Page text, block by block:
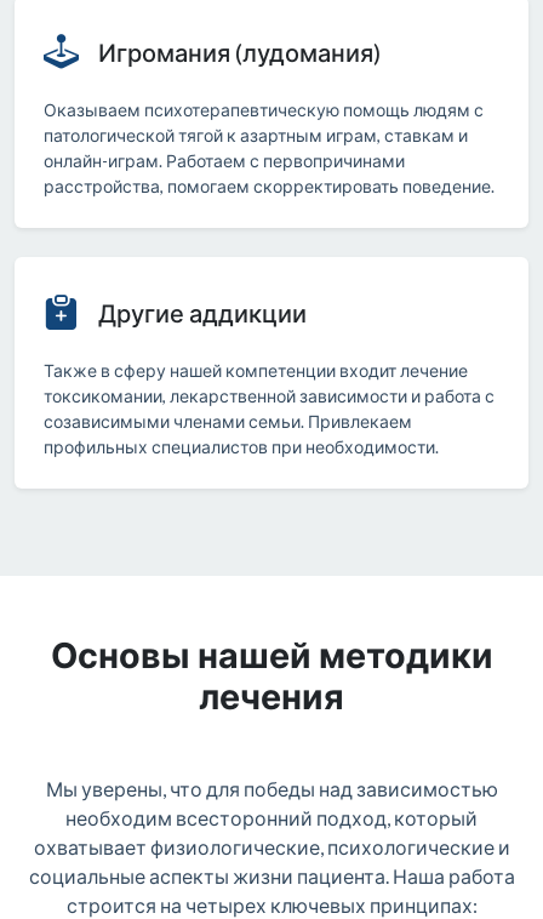
Игромания (лудомания)
Оказываем психотерапевтическую помощь людям с
патологической тягой к азартным играм, ставкам и
онлайн-играм. Работаем с первопричинами
расстройства, помогаем скорректировать поведение.
Другие аддикции
Также в сферу нашей компетенции входит лечение
токсикомании, лекарственной зависимости и работа с
созависимыми членами семьи. Привлекаем
профильных специалистов при необходимости.
Основы нашей методики
лечения
Мы уверены, что для победы над зависимостью
необходим всесторонний подход, который
охватывает физиологические, психологические и
социальные аспекты жизни пациента. Наша работа
строится на четырех ключевых принципах: